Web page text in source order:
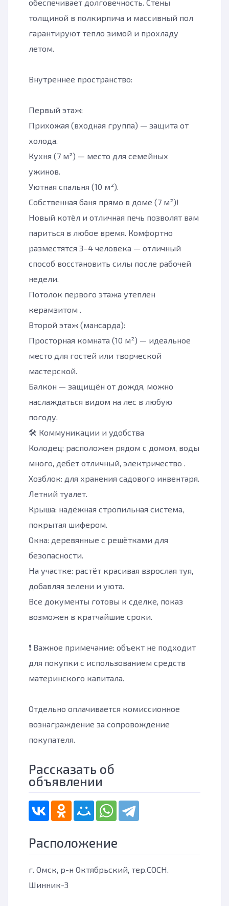
обеспечивает долговечность. Стены
толщиной в полкирпича и массивный пол
гарантируют тепло зимой и прохладу
летом.
Внутреннее пространство:
Первый этаж:
Прихожая (входная группа) — защита от
холода.
Кухня (7 м²) — место для семейных
ужинов.
Уютная спальня (10 м²).
Собственная баня прямо в доме (7 м²)!
Новый котёл и отличная печь позволят вам
париться в любое время. Комфортно
разместятся 3–4 человека — отличный
способ восстановить силы после рабочей
недели.
Потолок первого этажа утеплен
керамзитом .
Второй этаж (мансарда):
Просторная комната (10 м²) — идеальное
место для гостей или творческой
мастерской.
Балкон — защищён от дождя, можно
наслаждаться видом на лес в любую
погоду.
🛠️ Коммуникации и удобства
Колодец: расположен рядом с домом, воды
много, дебет отличный, электричество .
Хозблок: для хранения садового инвентаря.
Летний туалет.
Крыша: надёжная стропильная система,
покрытая шифером.
Окна: деревянные с решётками для
безопасности.
На участке: растёт красивая взрослая туя,
добавляя зелени и уюта.
Все документы готовы к сделке, показ
возможен в кратчайшие сроки.
❗ Важное примечание: объект не подходит
для покупки с использованием средств
материнского капитала.
Отдельно оплачивается комиссионное
вознаграждение за сопровождение
покупателя.
Рассказать об
объявлении
Расположение
г. Омск, р-н Октябрьский, тер.СОСН.
Шинник-3